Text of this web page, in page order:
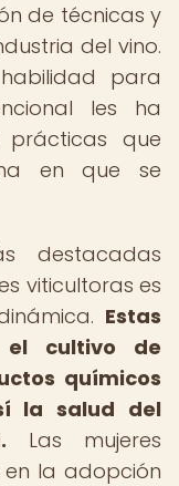
de técnicas y
del vino.
para
les ha
prácticas que
en que se
destacadas
viticultoras es
Estas
el cultivo de
químicos
la salud del
Las mujeres
en la adopción